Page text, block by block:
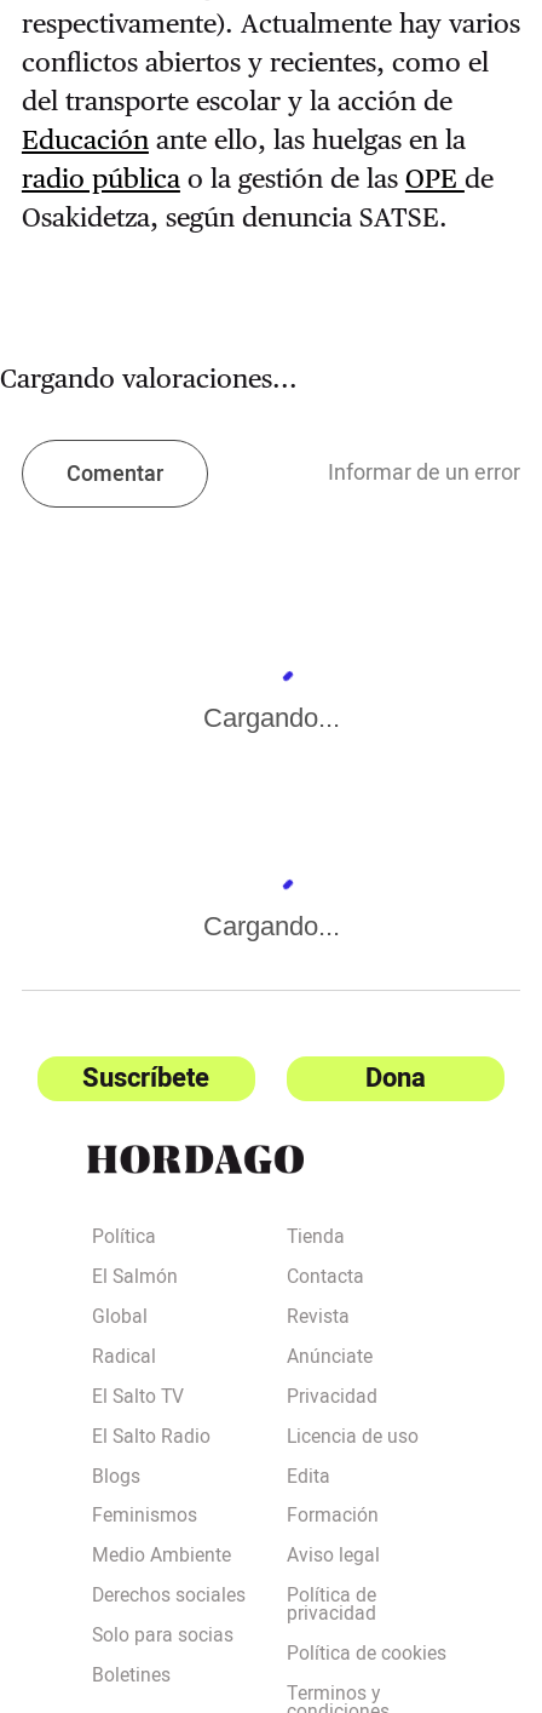
respectivamente). Actualmente hay varios
conflictos abiertos y recientes, como el
del transporte escolar y la acción de
Educación ante ello, las huelgas en la
radio públicao la gestión de las OPE de
Osakidetza, según denuncia SATSE.
Cargando valoraciones...
Comentar Informar de un error
Cargando...
Cargando...
Suscríbete Dona
Política
El Salmón
Global
Radical
El Salto TV
El Salto Radio
Blogs
Feminismos
Medio Ambiente
Derechos sociales
Solo para socias
Boletines
Tienda
Contacta
Revista
Anúnciate
Privacidad
Licencia de uso
Edita
Formación
Aviso legal
Política de
privacidad
Política de cookies
Terminos y